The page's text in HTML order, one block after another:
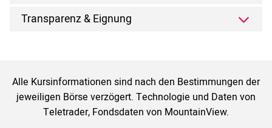
Transparenz & Eignung
Alle Kursinformationen sind nach den Bestimmungen der
jeweiligen Börse verzögert. Technologie und Daten von
Teletrader, Fondsdaten von MountainView.